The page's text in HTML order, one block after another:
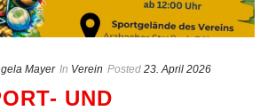
Mayer In Verein Posted 23. April 2026
UND